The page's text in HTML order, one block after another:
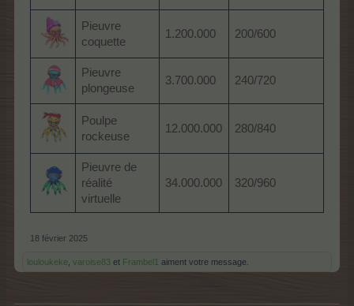
Pieuvre
coquette
1.200.000 200/600
Pieuvre
plongeuse
3.700.000 240/720
Poulpe
rockeuse
12.000.000 280/840
Pieuvre de
réalité
virtuelle
34.000.000 320/960
18 février 2025
louloukeke varoise83 et Frambel1 aiment votre message.